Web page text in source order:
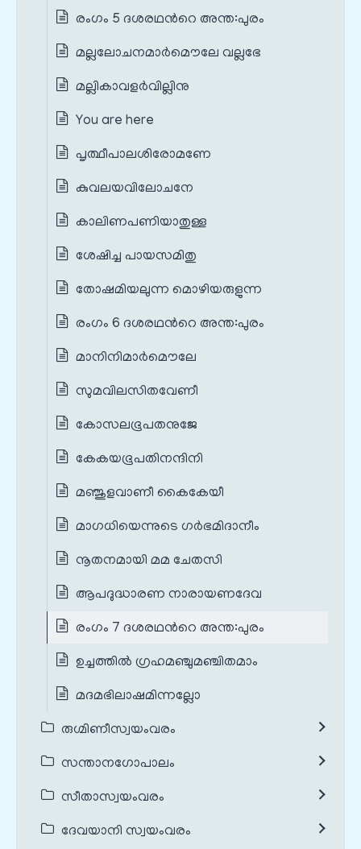
രംഗം 5 ദശരഥന്‍റെ അന്ത:പുരം
മല്ലലോചനമാർമൌലേ വല്ലഭേ
മല്ലികാവളർവില്ലിനു
You are here
പൃത്ഥീപാലശിരോമണേ
കുവലയവിലോചനേ
കാലിണപണിയാതുള്ള
ശേഷിച്ച പായസമിതു
തോഷമിയലുന്ന മൊഴിയരുളുന്ന
രംഗം 6 ദശരഥന്‍റെ അന്ത:പുരം
മാനിനിമാർമൌലേ
സുമവിലസിതവേണീ
കോസലഭൂപതനുജേ
കേകയഭൂപതിനന്ദിനി
മഞ്ജുളവാണീ കൈകേയീ
മാഗധിയെന്നുടെ ഗർഭമിദാനീം
നൂതനമായി മമ ചേതസി
ആപദുദ്ധാരണ നാരായണദേവ
രംഗം 7 ദശരഥന്‍റെ അന്ത:പുരം
ഉച്ചത്തിൽ ഗ്രഹമഞ്ചുമഞ്ചിതമാം
മദമഭിലാഷമിന്നല്ലോ
രുഗ്മിണീസ്വയംവരം
സന്താനഗോപാലം
സീതാസ്വയംവരം
ദേവയാനി സ്വയംവരം